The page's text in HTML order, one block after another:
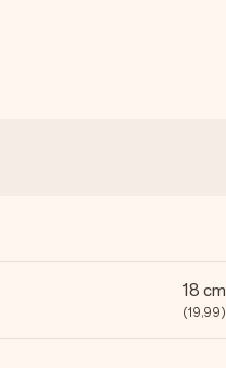
18 cm
(19,99)